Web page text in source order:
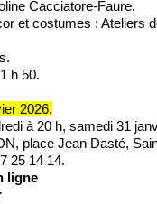
Cacciatore-Faure.
et costumes : Ateliers
h 50.
2026.
à 20 h, samedi 31
place Jean Dasté,
25 14 14.
ligne